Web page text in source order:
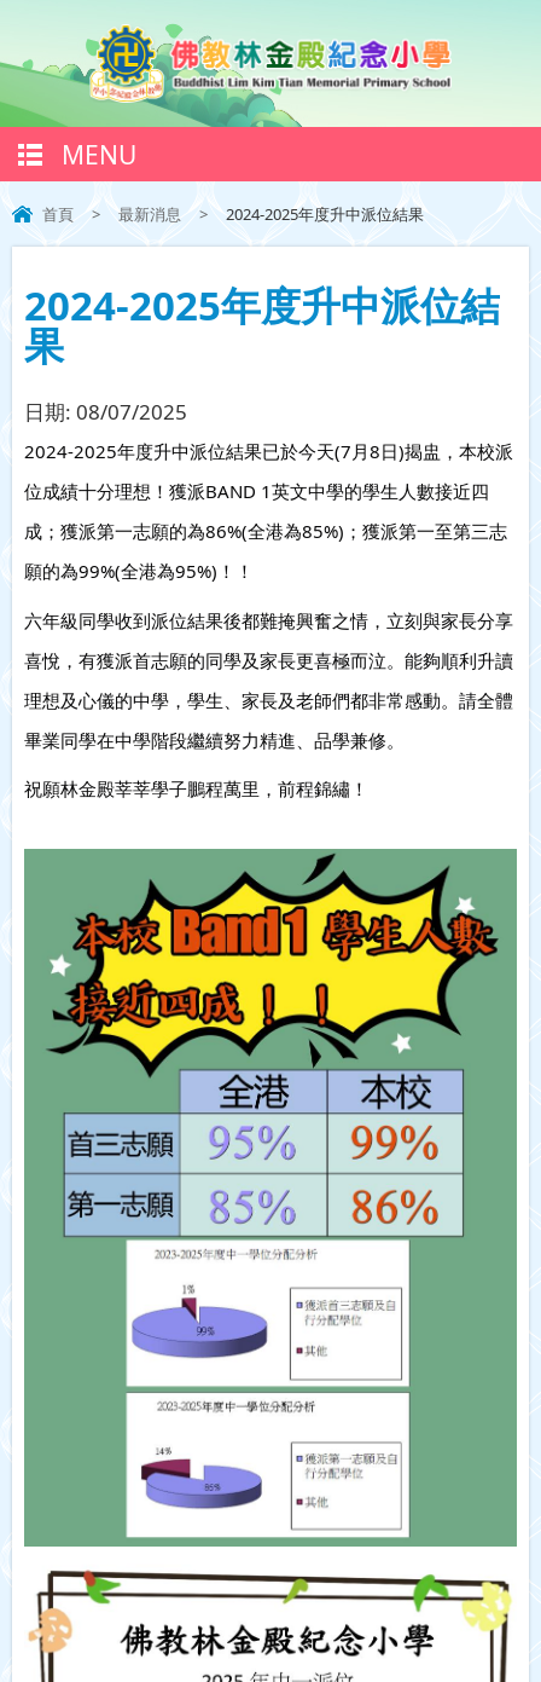
MENU
首頁 > 最新消息 > 2024-2025年度升中派位結果
2024-2025年度升中派位結
果
日期: 08/07/2025
2024-2025年度升中派位結果已於今天(7月8日)揭盅，本校派
位成績十分理想！獲派BAND 1英文中學的學生人數接近四
成；獲派第一志願的為86%(全港為85%)；獲派第一至第三志
願的為99%(全港為95%)！！
六年級同學收到派位結果後都難掩興奮之情，立刻與家長分享
喜悅，有獲派首志願的同學及家長更喜極而泣。能夠順利升讀
理想及心儀的中學，學生、家長及老師們都非常感動。請全體
畢業同學在中學階段繼續努力精進、品學兼修。
祝願林金殿莘莘學子鵬程萬里，前程錦繡！